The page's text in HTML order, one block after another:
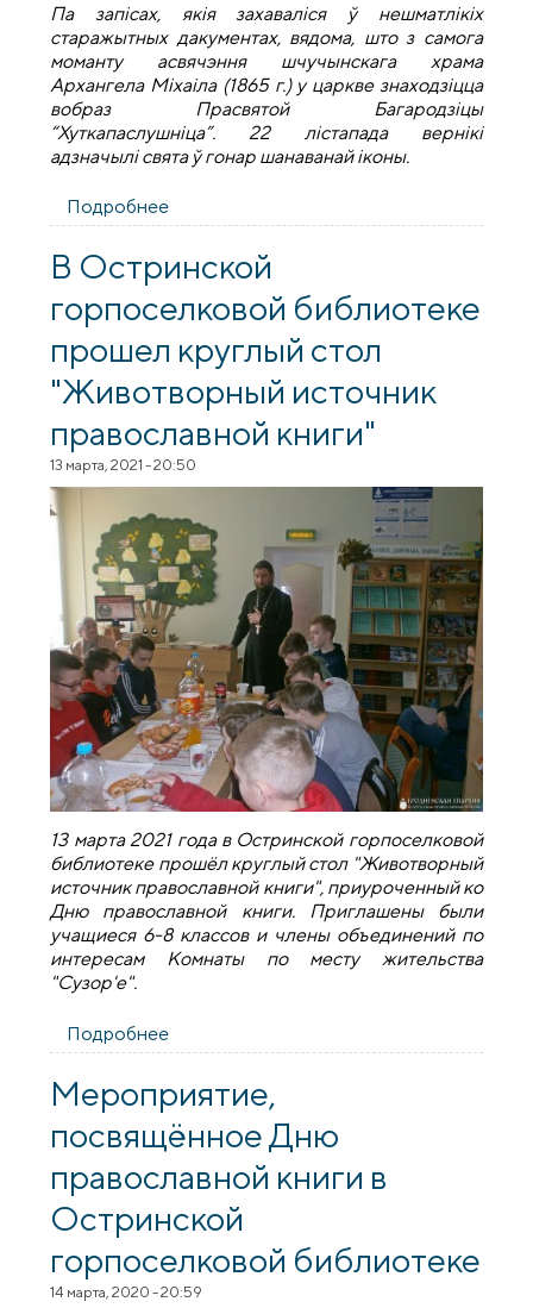
Па запісах, якія захаваліся ў нешматлікіх
старажытных дакументах, вядома, што з самога
моманту асвячэння шчучынскага храма
Архангела Міхаіла (1865 г.) у царкве знаходзіцца
вобраз Прасвятой Багародзіцы
“Хуткапаслушніца”. 22 лістапада вернікі
адзначылі свята ў гонар шанаванай іконы.
Подробнее
Багародзіцы “Хуткапаслушніца” адзначылі
ў Шчучыне
В Остринской
горпоселковой библиотеке
прошел круглый стол
"Животворный источник
православной книги"
13 марта, 2021 - 20:50
13 марта 2021 года в Остринской горпоселковой
библиотеке прошёл круглый стол "Животворный
источник православной книги", приуроченный ко
Дню православной книги. Приглашены были
учащиеся 6-8 классов и члены объединений по
интересам Комнаты по месту жительства
"Сузор'е".
Подробнее
библиотеке прошел круглый стол
книги"
Мероприятие,
посвящённое Дню
православной книги в
Остринской
горпоселковой библиотеке
14 марта, 2020 - 20:59